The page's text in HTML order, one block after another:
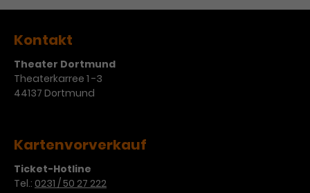
Kontakt
Theater Dortmund
Theaterkarree 1 -3
44137 Dortmund
Kartenvorverkauf
Ticket-Hotline
Tel.: 0231 / 50 27 222